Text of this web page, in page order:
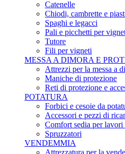
Catenelle
Chiodi, cambrette e
Spaghi e legacci
Pali e picchetti per
Tutore
Fili per vigneti
MESSA A DIMORA E
Attrezzi per la messa a
Maniche di protezione
Reti di protezione e
POTATURA
Forbici e cesoie da
Accessori e pezzi di
Comfort sedia per lavori
Spruzzatori
VENDEMMIA
Attrezzatura per la